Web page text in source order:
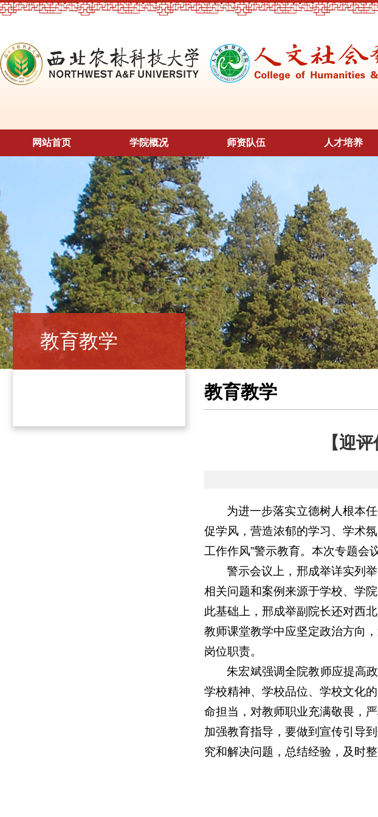
网站首页 学院概况 师资队伍 人才培养
教育教学
教育教学
【迎
为进一步落实立德树人根本
促学风，营造浓郁的学习、学术
工作作风”警示教育。本次专题会
警示会议上，邢成举详实列
相关问题和案例来源于学校、学
此基础上，邢成举副院长还对西
教师课堂教学中应坚定政治方向
岗位职责。
朱宏斌强调全院教师应提高
学校精神、学校品位、学校文化
命担当，对教师职业充满敬畏，
加强教育指导，要做到宣传引导
究和解决问题，总结经验，及时整